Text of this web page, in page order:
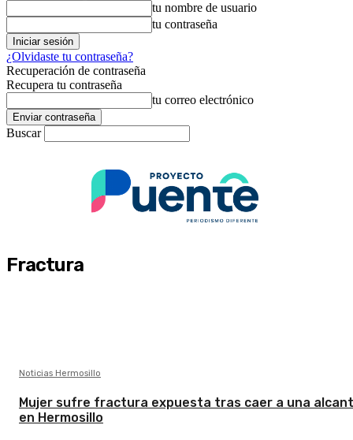
tu nombre de usuario
tu contraseña
¿Olvidaste tu contraseña?
Recuperación de contraseña
Recupera tu contraseña
tu correo electrónico
Buscar
Fractura
Noticias Hermosillo
Mujer sufre fractura expuesta tras caer a una
en Hermosillo